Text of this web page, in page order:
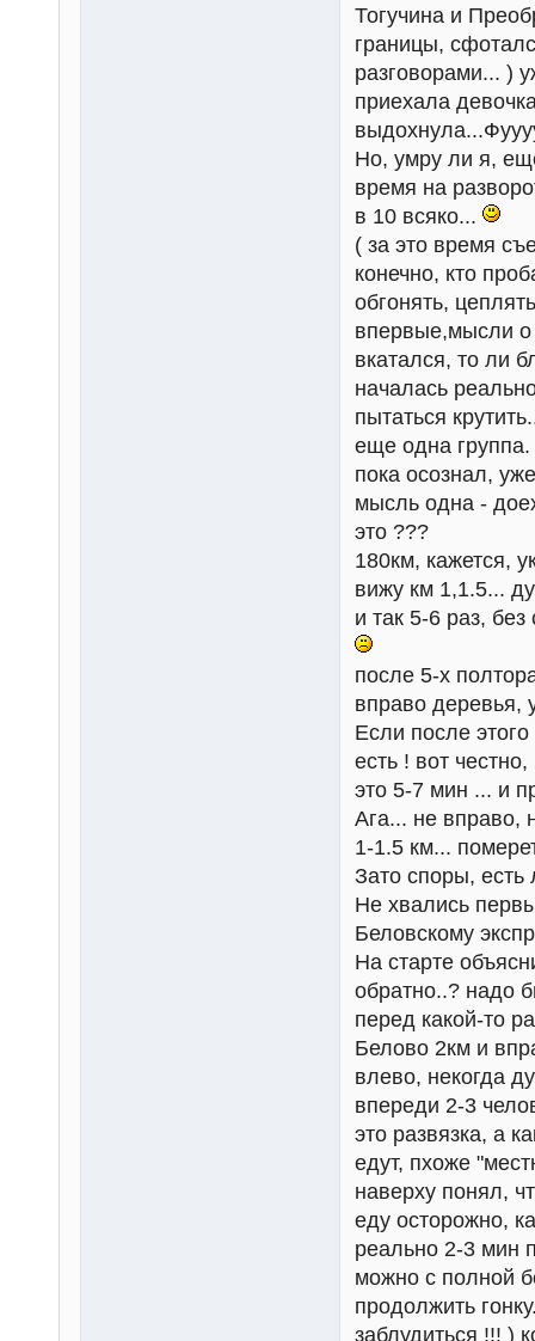
Тогучина и
границы,
разговорами... )
приехала
Но, умру ли я,
время на
в 10 всяко...
( за это время
конечно, кто
обгонять,
впервые,мысли о
вкатался, то ли
началась
пытаться
еще одна группа.
пока осознал,
мысль одна -
это ???
180км, кажется,
вижу км 1,1.5...
и так 5-6 раз,
после 5-х
вправо деревья,
Если после
есть ! вот
это 5-7 мин ... и
Ага... не вправо,
1-1.5 км...
Зато споры,
Не хвались
Беловскому
На старте
обратно..? надо
перед какой-то
Белово 2км и
влево, некогда
впереди 2-3
это развязка, а
едут, пхоже
наверху понял,
еду осторожно,
реально 2-3 мин
можно с полной
продолжить
заблудиться !!! )